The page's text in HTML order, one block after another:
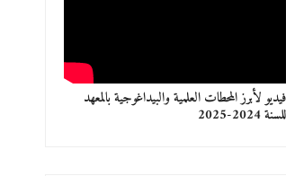
فيديو لأبرز المحطات العلمية والبيداغوجية بالمعهد
للسنة 2024-2025